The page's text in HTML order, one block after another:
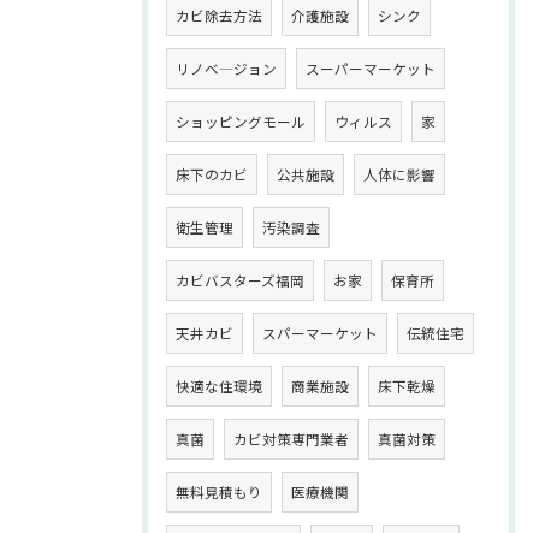
カビ除去方法 介護施設 シンク
リノベ―ジョン スーパーマーケット
ショッピングモール ウィルス 家
床下のカビ 公共施設 人体に影響
衛生管理 汚染調査
カビバスターズ福岡 お家 保育所
天井カビ スパーマーケット 伝統住宅
快適な住環境 商業施設 床下乾燥
真菌 カビ対策専門業者 真菌対策
無料見積もり 医療機関